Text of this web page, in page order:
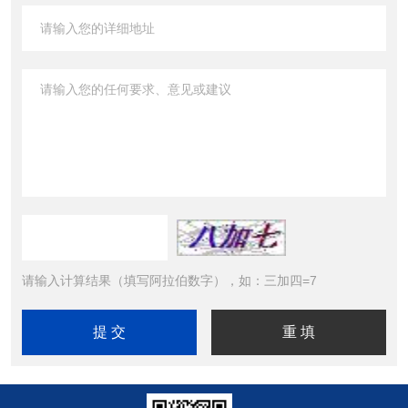
请输入计算结果（填写阿拉伯数字），如：三加四=7